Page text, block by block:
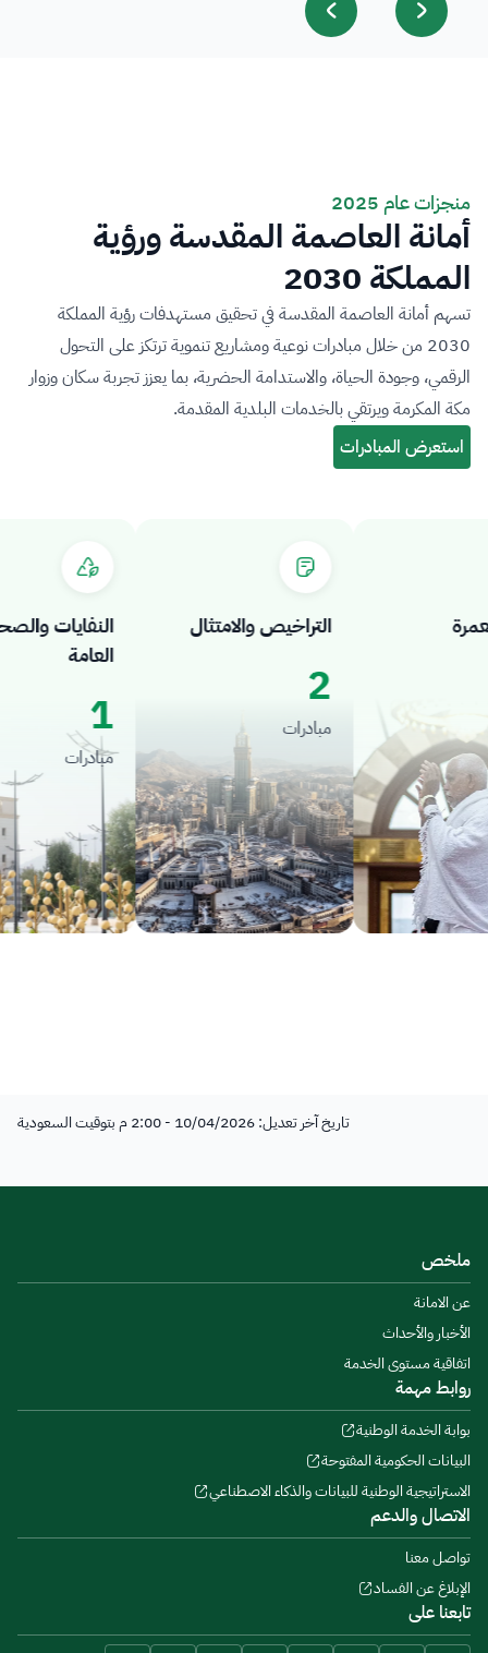
منجزات عام 2025
أمانة العاصمة المقدسة ورؤية
المملكة 2030
تسهم أمانة العاصمة المقدسة في تحقيق مستهدفات رؤية المملكة
2030 من خلال مبادرات نوعية ومشاريع تنموية ترتكز على التحول
الرقمي، وجودة الحياة، والاستدامة الحضرية، بما يعزز تجربة سكان وزوار
مكة المكرمة ويرتقي بالخدمات البلدية المقدمة.
النفايات والصحة
العامة
1
مبادرات
التراخيص والامتثال
2
مبادرات
تاريخ آخر تعديل: 10/04/2026 - 2:00 م بتوقيت السعودية
ملخص
عن الامانة
الأخبار والأحداث
اتفاقية مستوى الخدمة
روابط مهمة
بوابة الخدمة الوطنية
البيانات الحكومية المفتوحة
الاستراتيجية الوطنية للبيانات والذكاء الاصطناعي
الاتصال والدعم
تواصل معنا
الإبلاغ عن الفساد
تابعنا على